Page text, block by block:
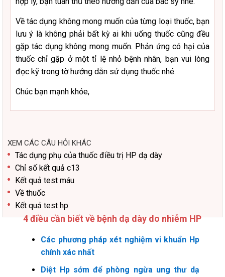
Về tác dụng không mong muốn của từng loại thuốc, bạn
lưu ý là không phải bất kỳ ai khi uống thuốc cũng đều
gặp tác dụng không mong muốn. Phản ứng có hại của
thuốc chỉ gặp ở một tỉ lệ nhỏ bệnh nhân, bạn vui lòng
đọc kỹ trong tờ hướng dẫn sử dụng thuốc nhé.
Chúc bạn mạnh khỏe,
XEM CÁC CÂU HỎI KHÁC
Tác dụng phụ của thuốc điều trị HP dạ dày
Chỉ số kết quả c13
Kết quả test máu
Về thuốc
Kết quả test hp
4 điều cần biết về bệnh dạ dày do nhiễm HP
Các phương pháp xét nghiệm vi khuẩn Hp
chính xác nhất
Diệt Hp sớm để phòng ngừa ung thư dạ